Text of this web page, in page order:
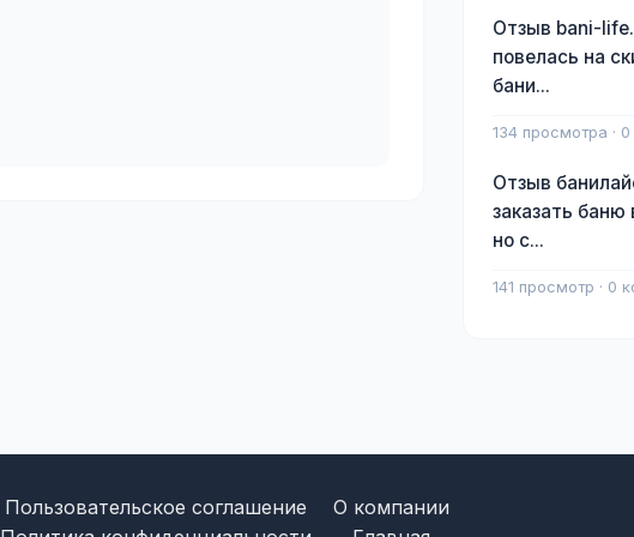
Отзыв bani-
повелась на
бани...
134 просмотра ·
Отзыв
заказать
но с...
141 просмотр · 0
Пользовательское соглашение
О компании